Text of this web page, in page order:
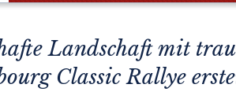
Landschaft mit
Classic Rallye